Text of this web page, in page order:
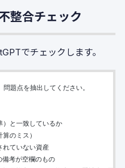
整合チェック
でチェックします。
題点を抽出してください。
と一致しているか
のミス）
ていない資産
考が空欄のもの